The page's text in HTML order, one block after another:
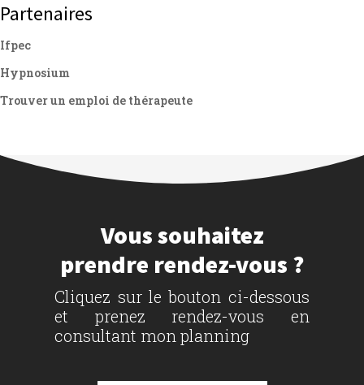
Partenaires
Ifpec
Hypnosium
Trouver un emploi de thérapeute
Vous souhaitez
prendre rendez-vous ?
Cliquez sur le bouton ci-dessous
et prenez rendez-vous en
consultant mon planning